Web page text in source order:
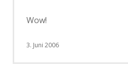
Wow!
3. Juni 2006